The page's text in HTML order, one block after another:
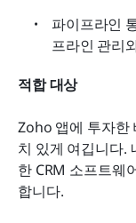
파이프라인
프라인 관리
적합 대상
Zoho 앱에 투자한
치 있게 여깁니다.
한 CRM 소프트웨
합니다.